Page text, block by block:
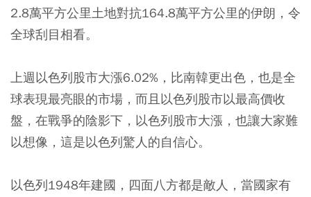
2.8萬平方公里土地對抗164.8萬平方公里的伊朗，令
全球刮目相看。
上週以色列股市大漲6.02%，比南韓更出色，也是全
球表現最亮眼的市場，而且以色列股市以最高價收
盤，在戰爭的陰影下，以色列股市大漲，也讓大家難
以想像，這是以色列驚人的自信心。
以色列1948年建國，四面八方都是敵人，當國家有